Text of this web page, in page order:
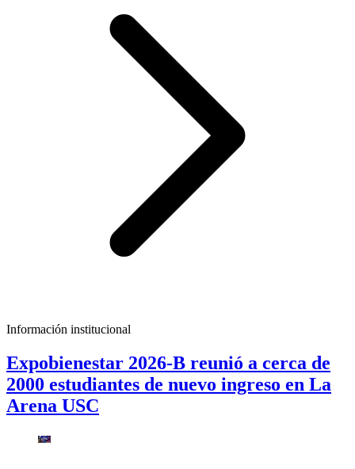
Información institucional
Expobienestar 2026-B reunió a cerca de
2000 estudiantes de nuevo ingreso en La
Arena USC